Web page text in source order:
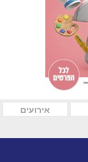
אירועים